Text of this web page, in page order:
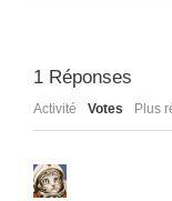
1 Réponses
Activité Votes Plus